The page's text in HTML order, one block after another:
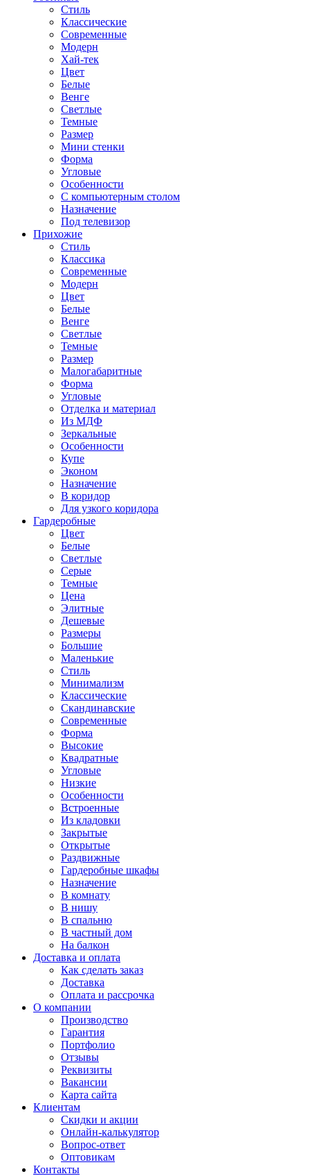
Стиль
Классические
Современные
Модерн
Хай-тек
Цвет
Белые
Венге
Светлые
Темные
Размер
Мини стенки
Форма
Угловые
Особенности
С компьютерным столом
Назначение
Под телевизор
Прихожие
Стиль
Классика
Современные
Модерн
Цвет
Белые
Венге
Светлые
Темные
Размер
Малогабаритные
Форма
Угловые
Отделка и материал
Из МДФ
Зеркальные
Особенности
Купе
Эконом
Назначение
В коридор
Для узкого коридора
Гардеробные
Цвет
Белые
Светлые
Серые
Темные
Цена
Элитные
Дешевые
Размеры
Большие
Маленькие
Стиль
Минимализм
Классические
Скандинавские
Современные
Форма
Высокие
Квадратные
Угловые
Низкие
Особенности
Встроенные
Из кладовки
Закрытые
Открытые
Раздвижные
Гардеробные шкафы
Назначение
В комнату
В нишу
В спальню
В частный дом
На балкон
Доставка и оплата
Как сделать заказ
Доставка
Оплата и рассрочка
О компании
Производство
Гарантия
Портфолио
Отзывы
Реквизиты
Вакансии
Карта сайта
Клиентам
Скидки и акции
Онлайн-калькулятор
Вопрос-ответ
Оптовикам
Контакты